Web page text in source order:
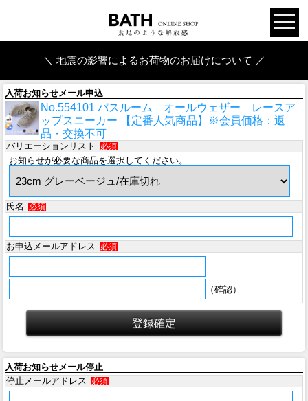
＼ 地震の影響によるお荷物のお届けについて ／
入荷お知らせメール申込
No.554101 バスルーム オールウェザー レースア
ップスニーカー 【定番人気商品】※会員価格：返
品・交換不可
バリエーションリスト 必須
お知らせが必要な商品を選択してください。
氏名 必須
お申込メールアドレス 必須
（確認）
入荷お知らせメール停止
停止メールアドレス
必須